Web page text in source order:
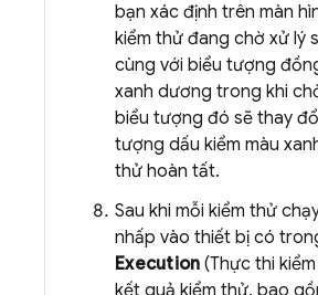
bạn xác định trên màn
kiểm thử đang chờ xử lý
cùng với biểu tượng
xanh dương trong khi
biểu tượng đó sẽ thay
tượng dấu kiểm màu
thử hoàn tất.
Sau khi mỗi kiểm thử
nhấp vào thiết bị có
Execution (Thực thi
kết quả kiểm thử, bao